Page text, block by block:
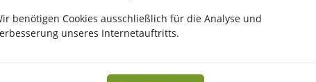
benötigen Cookies ausschließlich für die Analyse und
unseres Internetauftritts.